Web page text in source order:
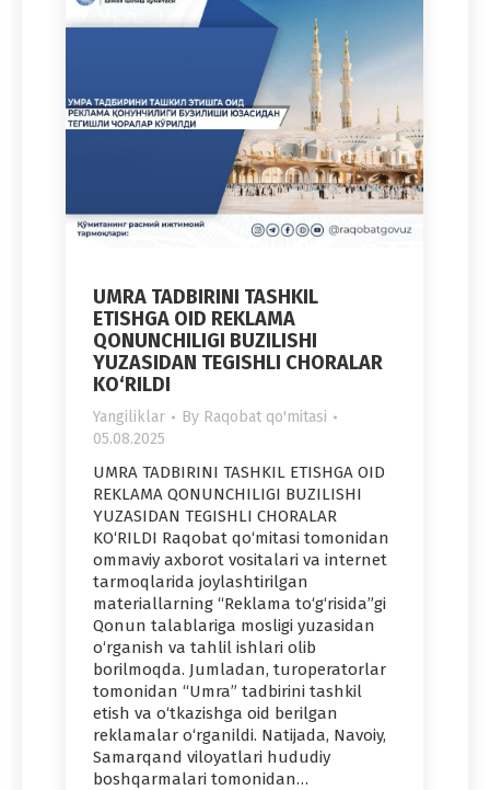
UMRA TADBIRINI TASHKIL
ETISHGA OID REKLAMA
QONUNCHILIGI BUZILISHI
YUZASIDAN TEGISHLI CHORALAR
KO‘RILDI
Yangiliklar By Raqobat qo'mitasi
05.08.2025
UMRA TADBIRINI TASHKIL ETISHGA OID
REKLAMA QONUNCHILIGI BUZILISHI
YUZASIDAN TEGISHLI CHORALAR
KO‘RILDI Raqobat qo‘mitasi tomonidan
ommaviy axborot vositalari va internet
tarmoqlarida joylashtirilgan
materiallarning “Reklama to‘g‘risida”gi
Qonun talablariga mosligi yuzasidan
o‘rganish va tahlil ishlari olib
borilmoqda. Jumladan, turoperatorlar
tomonidan “Umra” tadbirini tashkil
etish va o‘tkazishga oid berilgan
reklamalar o‘rganildi. Natijada, Navoiy,
Samarqand viloyatlari hududiy
boshqarmalari tomonidan…